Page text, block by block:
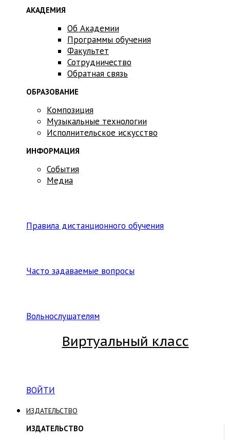
АКАДЕМИЯ
Об Академии
Программы обучения
Факультет
Сотрудничество
Обратная связь
ОБРАЗОВАНИЕ
Композиция
Музыкальные технологии
Исполнительское искусство
ИНФОРМАЦИЯ
События
Медиа
Правила дистанционного обучения
Часто задаваемые вопросы
Вольнослушателям
Виртуальный класс
ВОЙТИ
ИЗДАТЕЛЬСТВО
ИЗДАТЕЛЬСТВО